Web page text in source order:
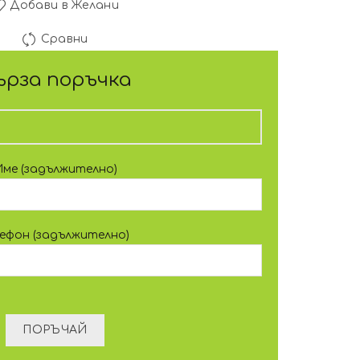
Добави в Желани
Сравни
поръчка
(задължително)
(задължително)